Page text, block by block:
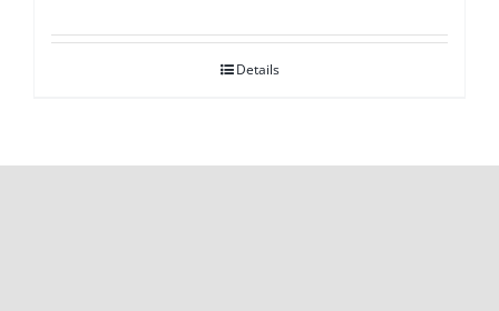
Details